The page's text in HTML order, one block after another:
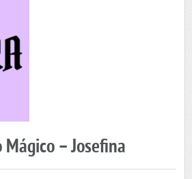
Mágico – Josefina